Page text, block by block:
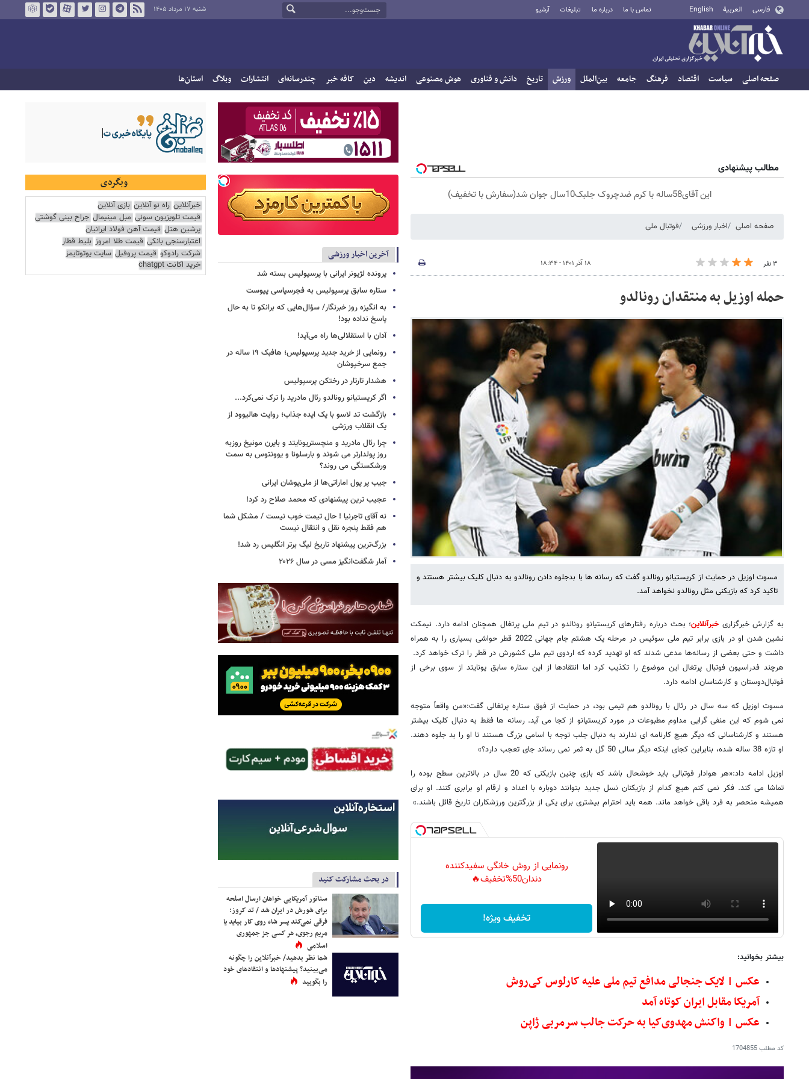
فارسی العربية English تماس با ما درباره ما تبلیغات آرشیو شنبه ۱۷ مرداد ۱۴۰۵
صفحه اصلی سیاست اقتصاد فرهنگ جامعه بین‌الملل ورزش تاریخ دانش و فناوری هوش مصنوعی اندیشه دین کافه خبر چندرسانه‌ای انتشارات وبلاگ استان‌ها
مطالب پیشنهادی
این آقای58ساله با کرم ضدچروک جلبک10سال جوان شد(سفارش با تخفیف)
صفحه اصلی اخبار ورزشی فوتبال ملی
۳ نفر ۱۸ آذر ۱۴۰۱ - ۱۸:۳۴
حمله اوزیل به منتقدان رونالدو
مسوت اوزیل در حمایت از کریستیانو رونالدو گفت که رسانه ها با بدجلوه دادن رونالدو به دنبال کلیک بیشتر هستند و
تاکید کرد که بازیکنی مثل رونالدو نخواهد آمد.
به گزارش خبرگزاریخبرآنلاین؛ بحث درباره رفتارهای کریستیانو رونالدو در تیم ملی پرتغال همچنان ادامه دارد. نیمکت
نشین شدن او در بازی برابر تیم ملی سوئیس در مرحله یک هشتم جام جهانی 2022 قطر حواشی بسیاری را به همراه
داشت و حتی بعضی از رسانه‌ها مدعی شدند که او تهدید کرده که اردوی تیم ملی کشورش در قطر را ترک خواهد کرد.
هرچند فدراسیون فوتبال پرتغال این موضوع را تکذیب کرد اما انتقادها از این ستاره سابق یونایتد از سوی برخی از
فوتبال‌دوستان و کارشناسان ادامه دارد.
مسوت اوزیل که سه سال در رئال با رونالدو هم تیمی بود، در حمایت از فوق ستاره پرتغالی گفت:«من واقعاً متوجه
نمی شوم که این منفی گرایی مداوم مطبوعات در مورد کریستیانو از کجا می آید. رسانه ها فقط به دنبال کلیک بیشتر
هستند و کارشناسانی که دیگر هیچ کارنامه ای ندارند به دنبال جلب توجه با اسامی بزرگ هستند تا او را بد جلوه دهند.
او تازه 38 ساله شده، بنابراین کجای اینکه دیگر سالی 50 گل به ثمر نمی رساند جای تعجب دارد؟»
اوزیل ادامه داد:«هر هوادار فوتبالی باید خوشحال باشد که بازی چنین بازیکنی که 20 سال در بالاترین سطح بوده را
تماشا می کند. فکر نمی کنم هیچ کدام از بازیکنان نسل جدید بتوانند دوباره با اعداد و ارقام او برابری کنند. او برای
همیشه منحصر به فرد باقی خواهد ماند. همه باید احترام بیشتری برای یکی از بزرگترین ورزشکاران تاریخ قائل باشند.»
رونمایی از روش خانگی سفیدکننده
دندان50%تخفیف🔥
تخفیف ویژه!
بیشتر بخوانید:
عکس | لایک جنجالی مدافع تیم ملی علیه کارلوس کی‌روش
آمریکا مقابل ایران کوتاه آمد
عکس | واکنش مهدوی‌کیا به حرکت جالب سرمربی ژاپن
کد مطلب1704855
آخرین اخبار ورزشی
پرونده لژیونر ایرانی با پرسپولیس بسته شد
ستاره سابق پرسپولیس به فجرسپاسی پیوست
به انگیزه روز خبرنگار/ سؤال‌هایی که برانکو تا به حال
پاسخ نداده بود!
آدان با استقلالی‌ها راه می‌آید!
رونمایی از خرید جدید پرسپولیس؛ هافبک ۱۹ ساله در
جمع سرخپوشان
هشدار تارتار در رختکن پرسپولیس
اگر کریستیانو رونالدو رئال مادرید را ترک نمی‌کرد...
بازگشت تد لاسو با یک ایده جذاب؛ روایت هالیوود از
یک انقلاب ورزشی
چرا رئال مادرید و منچستریونایتد و بایرن مونیخ روزبه
روز پولدارتر می شوند و بارسلونا و یوونتوس به سمت
ورشکستگی می روند؟
جیب پر پول اماراتی‌ها از ملی‌پوشان ایرانی
عجیب ترین پیشنهادی که محمد صلاح رد کرد!
نه آقای تاجرنیا ! حال تیمت خوب نیست / مشکل شما
هم فقط پنجره نقل و انتقال نیست
بزرگ‌ترین پیشنهاد تاریخ لیگ برتر انگلیس رد شد!
آمار شگفت‌انگیز مسی در سال ۲۰۲۶
در بحث مشارکت کنید
سناتور آمریکایی خواهان ارسال اسلحه
برای شورش در ایران شد / تد کروز:
فرقی نمی‌کند پسر شاه روی کار بیاید یا
مریم رجوی، هر کسی جز جمهوری
اسلامی
شما نظر بدهید/ خبرآنلاین را چگونه
می‌بینید؟ پیشنهادها و انتقادهای خود
را بگویید
وبگردی
خبرآنلاین راه نو آنلاین بازی آنلاین
قیمت تلویزیون سونی مبل مینیمال جراح بینی گوشتی
پرشین هتل قیمت آهن فولاد ایرانیان
اعتبارسنجی بانکی قیمت طلا امروز بلیط قطار
شرکت رادوکو قیمت پروفیل سایت یوتوتایمز
خرید اکانت chatgpt